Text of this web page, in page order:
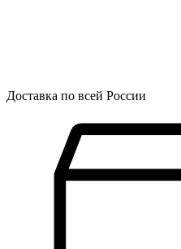
Доставка по всей России